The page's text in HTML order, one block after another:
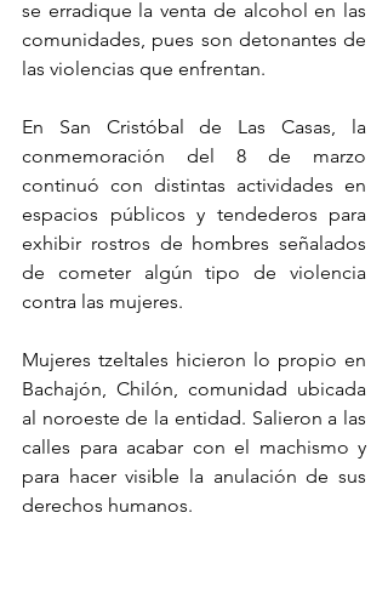
se erradique la venta de alcohol en las
comunidades, pues son detonantes de
las violencias que enfrentan.
En San Cristóbal de Las Casas, la
conmemoración del 8 de marzo
continuó con distintas actividades en
espacios públicos y tendederos para
exhibir rostros de hombres señalados
de cometer algún tipo de violencia
contra las mujeres.
Mujeres tzeltales hicieron lo propio en
Bachajón, Chilón, comunidad ubicada
al noroeste de la entidad. Salieron a las
calles para acabar con el machismo y
para hacer visible la anulación de sus
derechos humanos.